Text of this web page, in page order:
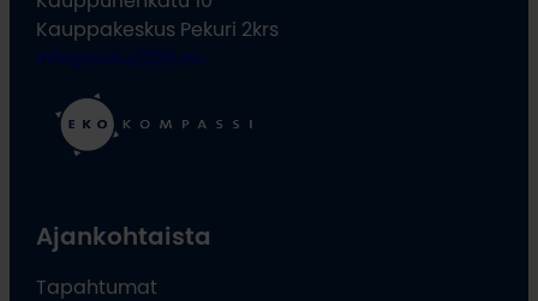
Kauppakeskus Pekuri 2krs
info@oulu2026.eu
Ajankohtaista
Tapahtumat